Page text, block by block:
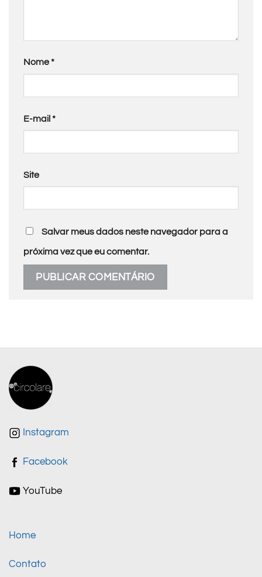
Nome*
E-mail*
Site
Salvar meus dados neste navegador para a
próxima vez que eu comentar.
Instagram
Facebook
YouTube
Home
Contato